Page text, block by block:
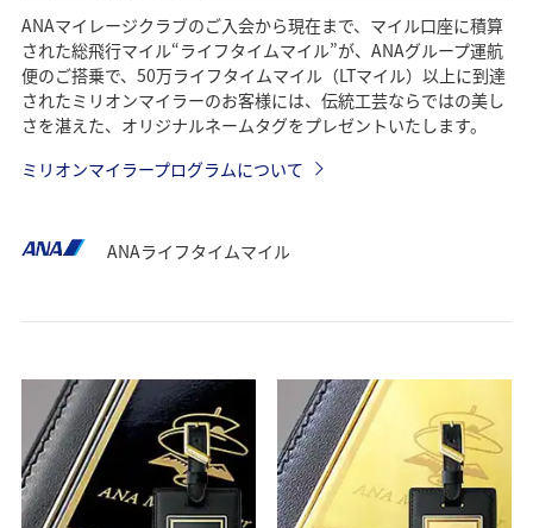
ANAマイレージクラブのご入会から現在まで、マイル口座に積算
された総飛行マイル“ライフタイムマイル”が、ANAグループ運航
便のご搭乗で、50万ライフタイムマイル（LTマイル）以上に到達
されたミリオンマイラーのお客様には、伝統工芸ならではの美し
さを湛えた、オリジナルネームタグをプレゼントいたします。
ミリオンマイラープログラムについて
ANAライフタイムマイル